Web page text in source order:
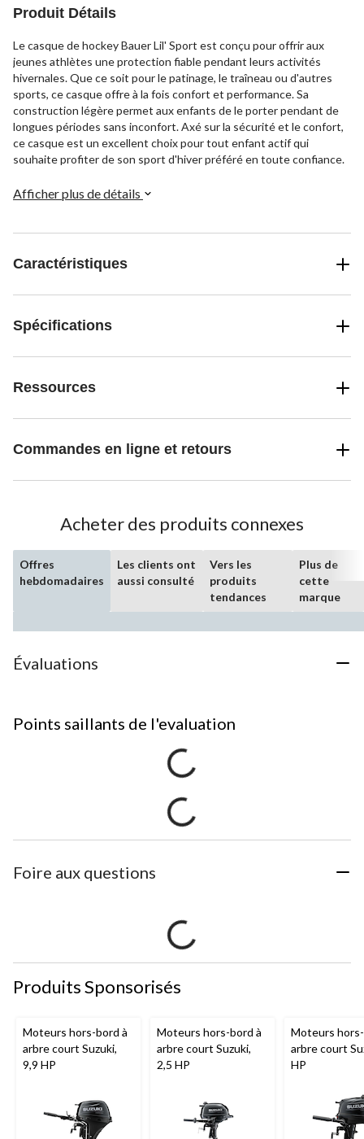
Produit Détails
Le casque de hockey Bauer Lil' Sport est conçu pour offrir aux
jeunes athlètes une protection fiable pendant leurs activités
hivernales. Que ce soit pour le patinage, le traîneau ou d'autres
sports, ce casque offre à la fois confort et performance. Sa
construction légère permet aux enfants de le porter pendant de
longues périodes sans inconfort. Axé sur la sécurité et le confort,
ce casque est un excellent choix pour tout enfant actif qui
souhaite profiter de son sport d'hiver préféré en toute confiance.
Afficher plus de détails
Caractéristiques
Spécifications
Ressources
Commandes en ligne et retours
Acheter des produits connexes
Offres
hebdomadaires
Les clients ont
aussi consulté
Vers les
produits
tendances
Plus de
cette
marque
Évaluations
Points saillants de l'evaluation
Foire aux questions
Produits Sponsorisés
Moteurs hors-bord à
arbre court Suzuki,
9,9 HP
Moteurs hors-bord à
arbre court Suzuki,
2,5 HP
Moteurs
arbre court
HP